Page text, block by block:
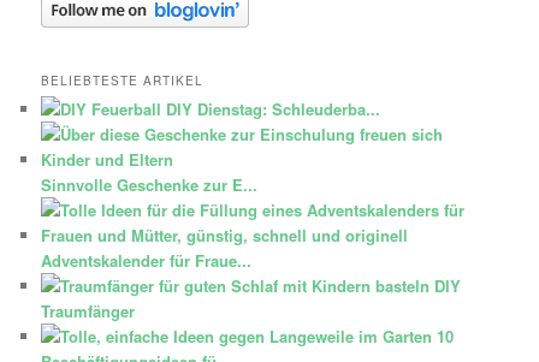
BELIEBTESTE ARTIKEL
DIY Dienstag: Schleuderba...
Sinnvolle Geschenke zur E...
Adventskalender für Fraue...
DIY
Traumfänger
10